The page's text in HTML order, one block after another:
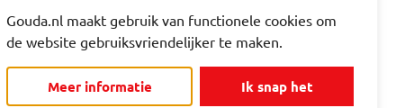
Gouda.nl maakt gebruik van functionele cookies om
de website gebruiksvriendelijker te maken.
Meer informatie Ik snap het